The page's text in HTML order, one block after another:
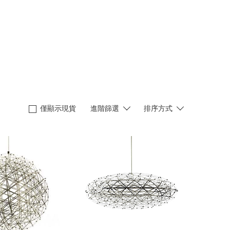
僅顯示現貨 進階篩選 排序方式